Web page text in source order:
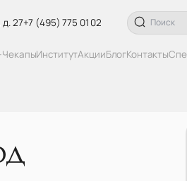
27+7 (495) 775 01 02
ЧекапыИнститутАкцииБлогКонтакты